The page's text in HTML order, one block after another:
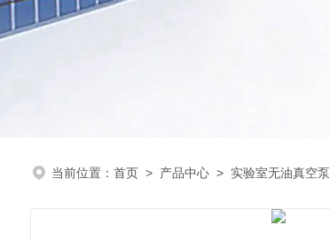
当前位置： 首页> 产品中心> 实验室无油真空泵